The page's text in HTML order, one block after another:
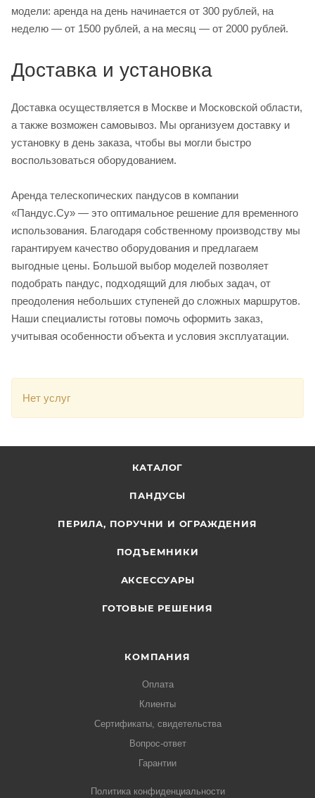
модели: аренда на день начинается от 300 рублей, на
неделю — от 1500 рублей, а на месяц — от 2000 рублей.
Доставка и установка
Доставка осуществляется в Москве и Московской области,
а также возможен самовывоз. Мы организуем доставку и
установку в день заказа, чтобы вы могли быстро
воспользоваться оборудованием.
Аренда телескопических пандусов в компании
«Пандус.Су» — это оптимальное решение для временного
использования. Благодаря собственному производству мы
гарантируем качество оборудования и предлагаем
выгодные цены. Большой выбор моделей позволяет
подобрать пандус, подходящий для любых задач, от
преодоления небольших ступеней до сложных маршрутов.
Наши специалисты готовы помочь оформить заказ,
учитывая особенности объекта и условия эксплуатации.
Нет услуг
КАТАЛОГ
ПАНДУСЫ
ПЕРИЛА, ПОРУЧНИ И ОГРАЖДЕНИЯ
ПОДЪЕМНИКИ
АКСЕССУАРЫ
ГОТОВЫЕ РЕШЕНИЯ
КОМПАНИЯ
Оплата
Клиенты
Сертификаты, свидетельства
Вопрос-ответ
Гарантии
Политика конфиденциальности